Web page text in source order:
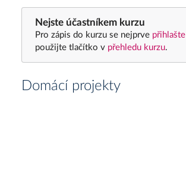
Nejste účastníkem kurzu
Pro zápis do kurzu se nejprvepřihlašte
použijte tlačítko vpřehledu kurzu.
Domácí projekty